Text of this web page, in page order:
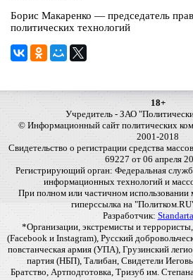
Борис Макаренко — председатель
политических технологий
18+
Учредитель - ЗАО
© Информационный сайт политических
2001-2018
Свидетельство о регистрации средства
69227 от 06 апреля
Регистрирующий орган: Федеральная
информационных технологий и
При полном или частичном использовании
гиперссылка на
Разработчик:
*Организации, экстремисты и
(Facebook и Instagram), Русский
повстанческая армия (УПА), Грузинский
партия (НБП), Талибан, Свидетели
Братство, Артподготовка, Тризуб им.